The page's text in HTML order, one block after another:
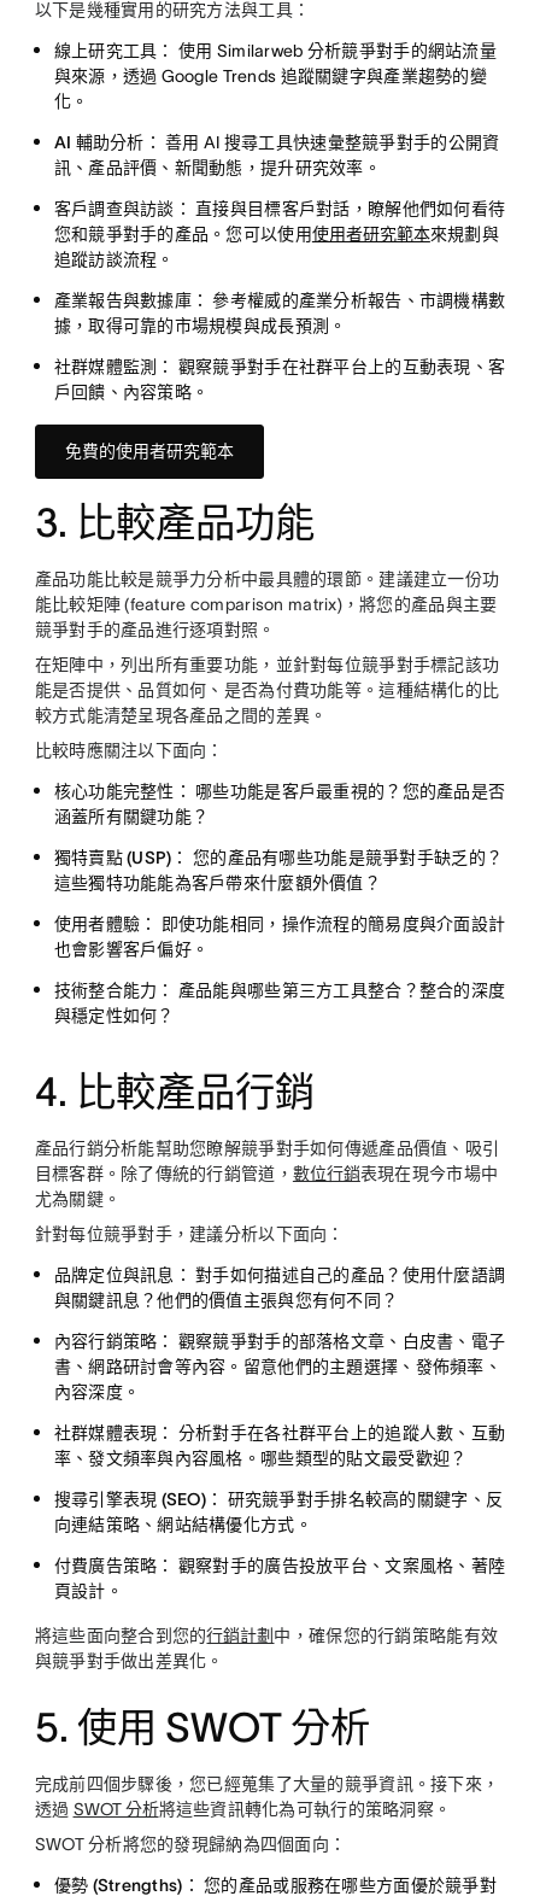
以下是幾種實用的研究方法與工具：
線上研究工具：
使用 Similarweb 分析競爭對手的網站流量
與來源，透過 Google Trends 追蹤關鍵字與產業趨勢的變
化。
AI 輔助分析： 善用 AI 搜尋工具快速彙整競爭對手的公開資
訊、產品評價、新聞動態，提升研究效率。
客戶調查與訪談：
直接與目標客戶對話，瞭解他們如何看待
您和競爭對手的產品。您可以使用使用者研究範本來規劃與
追蹤訪談流程。
產業報告與數據庫： 參考權威的產業分析報告、市調機構數
據，取得可靠的市場規模與成長預測。
社群媒體監測：
觀察競爭對手在社群平台上的互動表現、客
戶回饋、內容策略。
免費的使用者研究範本
3. 比較產品功能
產品功能比較是競爭力分析中最具體的環節。建議建立一份功
能比較矩陣 (feature comparison matrix)，將您的產品與主要
競爭對手的產品進行逐項對照。
在矩陣中，列出所有重要功能，並針對每位競爭對手標記該功
能是否提供、品質如何、是否為付費功能等。這種結構化的比
較方式能清楚呈現各產品之間的差異。
比較時應關注以下面向：
核心功能完整性：
哪些功能是客戶最重視的？您的產品是否
涵蓋所有關鍵功能？
獨特賣點 (USP)：
您的產品有哪些功能是競爭對手缺乏的？
這些獨特功能能為客戶帶來什麼額外價值？
使用者體驗：
即使功能相同，操作流程的簡易度與介面設計
也會影響客戶偏好。
技術整合能力：
產品能與哪些第三方工具整合？整合的深度
與穩定性如何？
4. 比較產品行銷
產品行銷分析能幫助您瞭解競爭對手如何傳遞產品價值、吸引
目標客群。除了傳統的行銷管道， 數位行銷表現在現今市場中
尤為關鍵。
針對每位競爭對手，建議分析以下面向：
品牌定位與訊息： 對手如何描述自己的產品？使用什麼語調
與關鍵訊息？他們的價值主張與您有何不同？
內容行銷策略：
觀察競爭對手的部落格文章、白皮書、電子
書、網路研討會等內容。留意他們的主題選擇、發佈頻率、
內容深度。
社群媒體表現：
分析對手在各社群平台上的追蹤人數、互動
率、發文頻率與內容風格。哪些類型的貼文最受歡迎？
搜尋引擎表現 (SEO)：
研究競爭對手排名較高的關鍵字、反
向連結策略、網站結構優化方式。
付費廣告策略：
觀察對手的廣告投放平台、文案風格、著陸
頁設計。
將這些面向整合到您的行銷計劃 中，確保您的行銷策略能有效
與競爭對手做出差異化。
5. 使用 SWOT 分析
完成前四個步驟後，您已經蒐集了大量的競爭資訊。接下來，
透過 SWOT 分析將這些資訊轉化為可執行的策略洞察。
SWOT 分析將您的發現歸納為四個面向：
優勢 (Strengths)： 您的產品或服務在哪些方面優於競爭對